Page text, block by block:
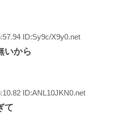
ID:Sy9c/X9y0.net
いから
ID:ANL10JKN0.net
て